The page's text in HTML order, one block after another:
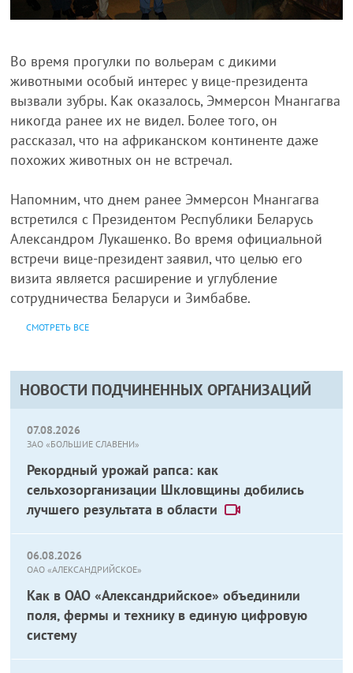
НОВОСТИ ПОДЧИНЕННЫХ ОРГАНИЗАЦИЙ
07.08.2026
ЗАО «БОЛЬШИЕ СЛАВЕНИ»
Рекордный урожай рапса: как
сельхозорганизации Шкловщины добились
лучшего результата в области
06.08.2026
ОАО «АЛЕКСАНДРИЙСКОЕ»
Как в ОАО «Александрийское» объединили
поля, фермы и технику в единую цифровую
систему
Во время прогулки по вольерам с дикими
животными особый интерес у вице-президента
вызвали зубры. Как оказалось, Эммерсон Мнангагва
никогда ранее их не видел. Более того, он
рассказал, что на африканском континенте даже
похожих животных он не встречал.
Напомним, что днем ранее Эммерсон Мнангагва
встретился c Президентом Республики Беларусь
Александром Лукашенко. Во время официальной
встречи вице-президент заявил, что целью его
визита является расширение и углубление
сотрудничества Беларуси и Зимбабве.
СМОТРЕТЬ ВСЕ